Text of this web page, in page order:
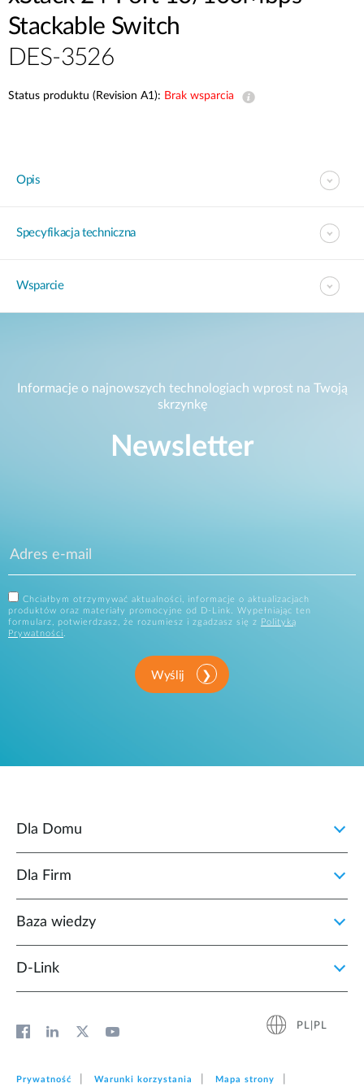
Stackable Switch
DES-3526
Status produktu (Revision A1): Brak wsparcia
Opis
Specyfikacja techniczna
Wsparcie
Informacje o najnowszych technologiach wprost na Twoją
skrzynkę
Newsletter
Chciałbym otrzymywać aktualności, informacje o aktualizacjach
produktów oraz materiały promocyjne od D-Link. Wypełniając ten
formularz, potwierdzasz, że rozumiesz i zgadzasz się z
Polityką
Prywatności.
Wyślij
Dla Domu
Dla Firm
Baza wiedzy
D‑Link
PL|PL
Prywatność Warunki korzystania Mapa strony